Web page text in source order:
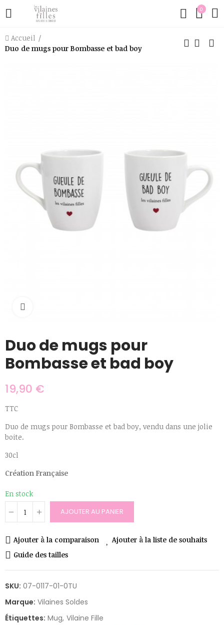
0
Accueil
Duo de mugs pour Bombasse et bad boy
Duo de mugs pour
Bombasse et bad boy
19,90 €
TTC
Duo de mugs pour Bombasse et bad boy, vendu dans une jolie
boite.
30cl
Création Française
En stock
AJOUTER AU PANIER
Ajouter à la comparaison
Ajouter à la liste de souhaits
Guide des tailles
SKU: 07-0117-01-0TU
Marque: Vilaines Soldes
Étiquettes: Mug Vilaine Fille